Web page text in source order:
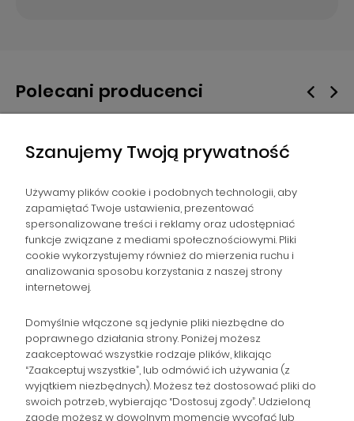
Polecani producenci
NAWIGACJA
POMOC
ZAMÓWIENIA
POPULARNE KATEGORIE
Szanujemy Twoją prywatność
Używamy plików cookie i podobnych technologii, aby
zapamiętać Twoje ustawienia, prezentować
spersonalizowane treści i reklamy oraz udostępniać
funkcje związane z mediami społecznościowymi. Pliki
cookie wykorzystujemy również do mierzenia ruchu i
analizowania sposobu korzystania z naszej strony
internetowej.
Domyślnie włączone są jedynie pliki niezbędne do
poprawnego działania strony. Poniżej możesz
zaakceptować wszystkie rodzaje plików, klikając
“Zaakceptuj wszystkie”, lub odmówić ich używania (z
wyjątkiem niezbędnych). Możesz też dostosować pliki do
swoich potrzeb, wybierając “Dostosuj zgody”. Udzieloną
zgodę możesz w dowolnym momencie wycofać lub